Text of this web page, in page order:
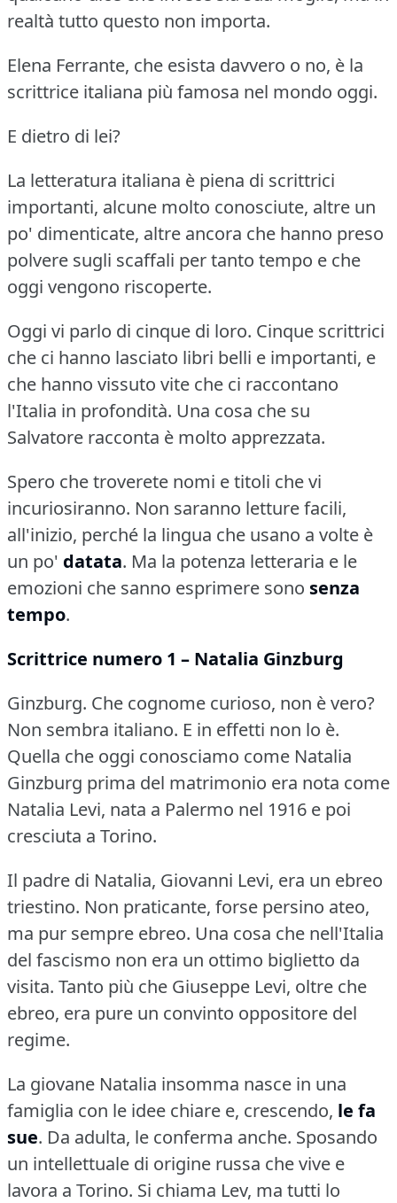
realtà tutto questo non importa.
Elena Ferrante, che esista davvero o no, è la
scrittrice italiana più famosa nel mondo oggi.
E dietro di lei?
La letteratura italiana è piena di scrittrici
importanti, alcune molto conosciute, altre un
po' dimenticate, altre ancora che hanno preso
polvere sugli scaffali per tanto tempo e che
oggi vengono riscoperte.
Oggi vi parlo di cinque di loro. Cinque scrittrici
che ci hanno lasciato libri belli e importanti, e
che hanno vissuto vite che ci raccontano
l'Italia in profondità. Una cosa che su
Salvatore racconta è molto apprezzata.
Spero che troverete nomi e titoli che vi
incuriosiranno. Non saranno letture facili,
all'inizio, perché la lingua che usano a volte è
un po' datata. Ma la potenza letteraria e le
emozioni che sanno esprimere sono senza
tempo.
Scrittrice numero 1 – Natalia Ginzburg
Ginzburg. Che cognome curioso, non è vero?
Non sembra italiano. E in effetti non lo è.
Quella che oggi conosciamo come Natalia
Ginzburg prima del matrimonio era nota come
Natalia Levi, nata a Palermo nel 1916 e poi
cresciuta a Torino.
Il padre di Natalia, Giovanni Levi, era un ebreo
triestino. Non praticante, forse persino ateo,
ma pur sempre ebreo. Una cosa che nell'Italia
del fascismo non era un ottimo biglietto da
visita. Tanto più che Giuseppe Levi, oltre che
ebreo, era pure un convinto oppositore del
regime.
La giovane Natalia insomma nasce in una
famiglia con le idee chiare e, crescendo, le fa
sue. Da adulta, le conferma anche. Sposando
un intellettuale di origine russa che vive e
lavora a Torino. Si chiama Lev, ma tutti lo